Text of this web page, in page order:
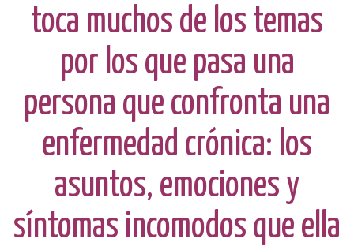
toca muchos de los temas
por los que pasa una
persona que confronta una
enfermedad crónica: los
asuntos, emociones y
síntomas incomodos que ella